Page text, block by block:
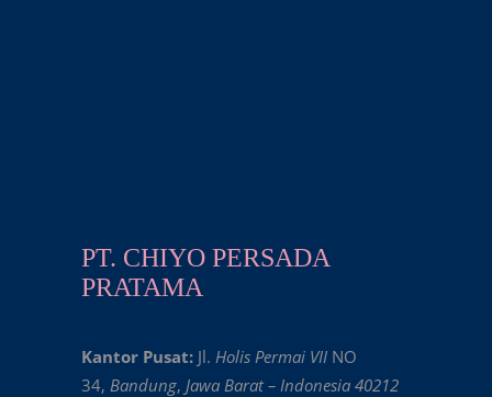
PT. CHIYO PERSADA
PRATAMA
Kantor Pusat: Jl. Holis Permai VII NO
34, Bandung, Jawa Barat – Indonesia 40212